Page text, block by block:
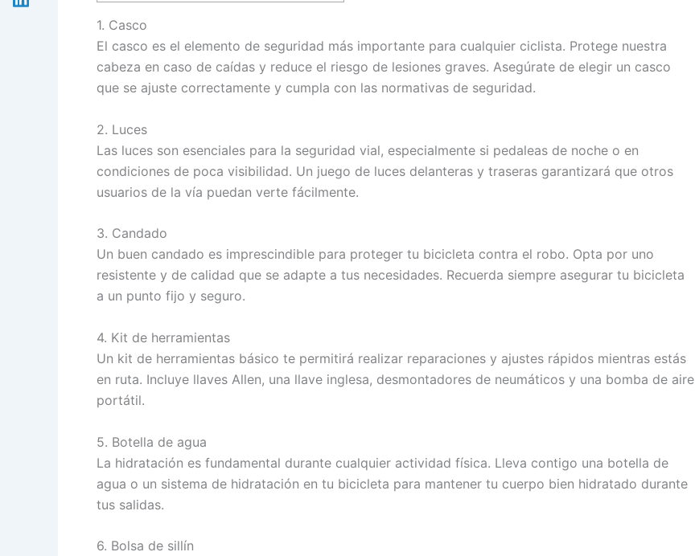
1. Casco
El casco es el elemento de seguridad más importante para cualquier ciclista. Protege nuestra
cabeza en caso de caídas y reduce el riesgo de lesiones graves. Asegúrate de elegir un casco
que se ajuste correctamente y cumpla con las normativas de seguridad.
2. Luces
Las luces son esenciales para la seguridad vial, especialmente si pedaleas de noche o en
condiciones de poca visibilidad. Un juego de luces delanteras y traseras garantizará que otros
usuarios de la vía puedan verte fácilmente.
3. Candado
Un buen candado es imprescindible para proteger tu bicicleta contra el robo. Opta por uno
resistente y de calidad que se adapte a tus necesidades. Recuerda siempre asegurar tu bicicleta
a un punto fijo y seguro.
4. Kit de herramientas
Un kit de herramientas básico te permitirá realizar reparaciones y ajustes rápidos mientras estás
en ruta. Incluye llaves Allen, una llave inglesa, desmontadores de neumáticos y una bomba de aire
portátil.
5. Botella de agua
La hidratación es fundamental durante cualquier actividad física. Lleva contigo una botella de
agua o un sistema de hidratación en tu bicicleta para mantener tu cuerpo bien hidratado durante
tus salidas.
6. Bolsa de sillín